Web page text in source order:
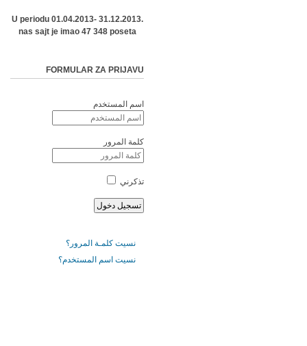
U periodu 01.04.2013- 31.12.2013.
nas sajt je imao 47 348 poseta
FORMULAR ZA PRIJAVU
اسم المستخدم
كلمة المرور
تذكرني
نسيت كلمـة المرور؟
نسيت اسم المستخدم؟